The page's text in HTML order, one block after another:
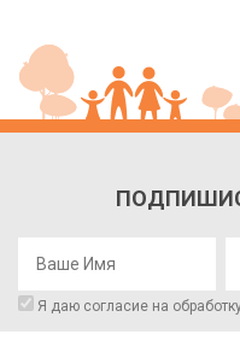
Я даю согласие на